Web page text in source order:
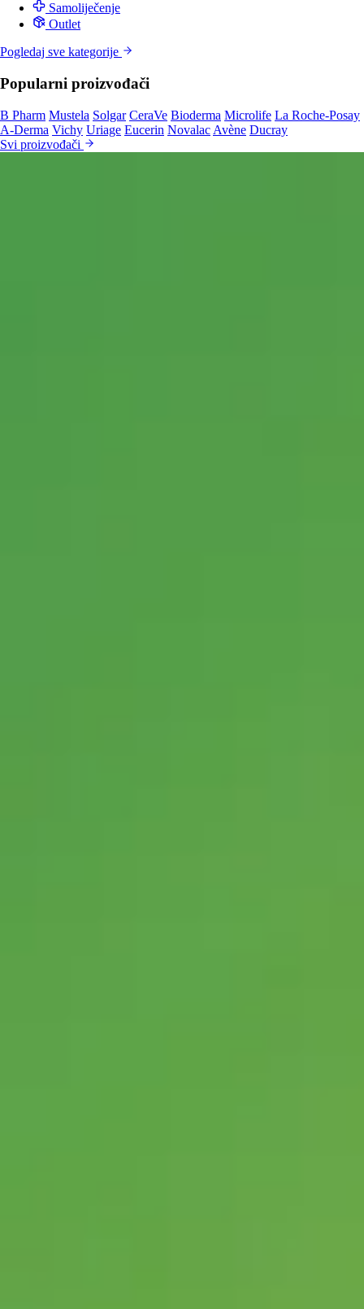
Samoliječenje
Outlet
Pogledaj sve kategorije
Popularni proizvođači
B Pharm Mustela Solgar CeraVe Bioderma Microlife La Roche-Posay
A-Derma Vichy Uriage Eucerin Novalac Avène Ducray
Svi proizvođači